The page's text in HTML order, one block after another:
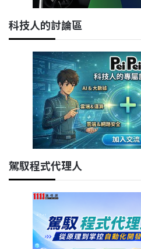
科技人的討論區
駕馭程式代理人